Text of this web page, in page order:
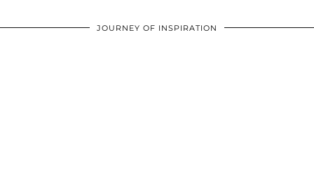
JOURNEY OF INSPIRATION